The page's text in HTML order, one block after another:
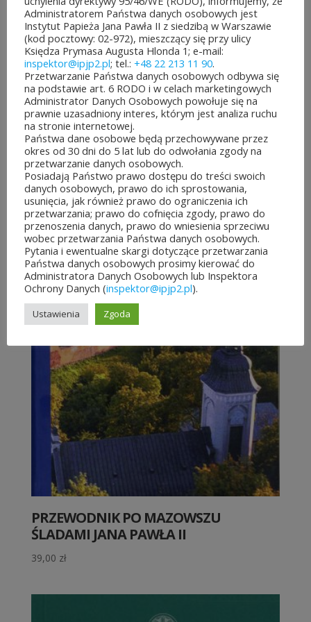
PRZEWODNIK PO MAZOWSZU
ŚLADAMI JANA PAWŁA II, WYD.
II POSZERZONE
45,00zł
PRZEWODNIK PO MAZOWSZU
ŚLADAMI JANA PAWŁA II
39,00 zł
Administratorem Państwa danych osobowych jest
Instytut Papieża Jana Pawła II z siedzibą w Warszawie
(kod pocztowy: 02-972), mieszczący się przy ulicy
Księdza Prymasa Augusta Hlonda 1; e-mail:
inspektor@ipjp2.pl; tel.: +48 22 213 11 90.
Przetwarzanie Państwa danych osobowych odbywa się
na podstawie art. 6 RODO i w celach marketingowych
Administrator Danych Osobowych powołuje się na
prawnie uzasadniony interes, którym jest analiza ruchu
na stronie internetowej.
Państwa dane osobowe będą przechowywane przez
okres od 30 dni do 5 lat lub do odwołania zgody na
przetwarzanie danych osobowych.
Posiadają Państwo prawo dostępu do treści swoich
danych osobowych, prawo do ich sprostowania,
usunięcia, jak również prawo do ograniczenia ich
przetwarzania; prawo do cofnięcia zgody, prawo do
przenoszenia danych, prawo do wniesienia sprzeciwu
wobec przetwarzania Państwa danych osobowych.
Pytania i ewentualne skargi dotyczące przetwarzania
Państwa danych osobowych prosimy kierować do
Administratora Danych Osobowych lub Inspektora
Ochrony Danych (inspektor@ipjp2.pl).
Ustawienia Zgoda